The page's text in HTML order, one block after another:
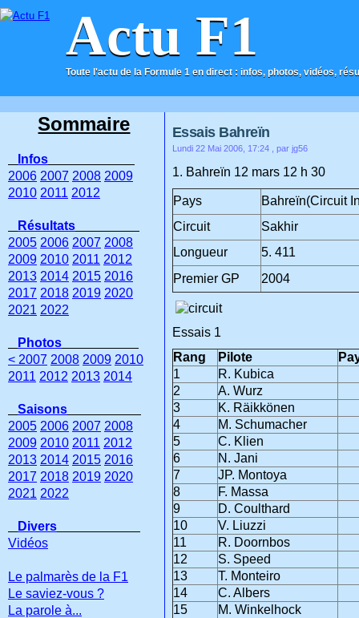
Actu F1
Toute l'actu de la Formule 1 en direct : infos, photos, vidéos,
ACCUEIL CONTACT
Essais Bahreïn
Lundi 22 Mai 2006, 17:24 , par jg56
1. Bahreïn 12 mars 12 h 30
Pays
Bahreïn(Circuit
Circuit
Sakhir
Longueur
5. 411
Premier GP
2004
Essais 1
Rang
Pilote
1
R. Kubica
2
A. Wurz
3
K. Räikkönen
4
M. Schumacher
5
C. Klien
6
N. Jani
7
JP. Montoya
8
F. Massa
9
D. Coulthard
10
V. Liuzzi
11
R. Doornbos
12
S. Speed
13
T. Monteiro
14
C. Albers
15
M. Winkelhock
Sommaire
Infos
2006 2007 2008 2009
2010 2011 2012
Résultats
2005 2006 2007 2008
2009 2010 2011 2012
2013 2014 2015 2016
2017 2018 2019 2020
2021 2022
Photos
< 2007 2008 2009 2010
2011 2012 2013 2014
Saisons
2005 2006 2007 2008
2009 2010 2011 2012
2013 2014 2015 2016
2017 2018 2019 2020
2021 2022
Divers
Vidéos
Le palmarès de la F1
Le saviez-vous ?
La parole à...